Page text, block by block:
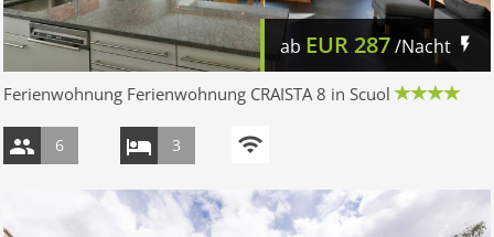
ab EUR 287/Nacht
Ferienwohnung Ferienwohnung CRAISTA 8 in Scuol
6 3